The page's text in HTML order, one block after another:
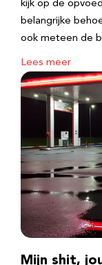
kijk op de
belangrijke
ook meteen de
Lees meer
Mijn shit,